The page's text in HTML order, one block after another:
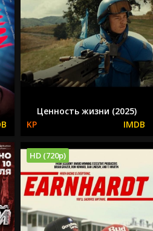
Ценность жизни (2025)
HD (720p)